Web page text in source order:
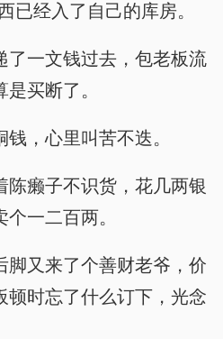
已经入了自己的库房。
了一文钱过去，包老板流
买断了。
，心里叫苦不迭。
陈癞子不识货，花几两银
一二百两。
脚又来了个善财老爷，价
顿时忘了什么订下，光念